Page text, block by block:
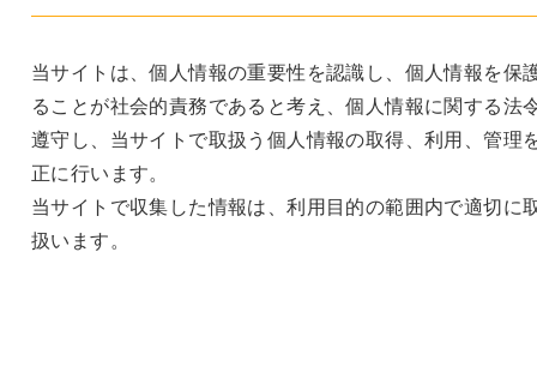
当サイトは、個人情報の重要性を認識し、個人情報を保
ることが社会的責務であると考え、個人情報に関する法
遵守し、当サイトで取扱う個人情報の取得、利用、管理
正に行います。
当サイトで収集した情報は、利用目的の範囲内で適切に
扱います。